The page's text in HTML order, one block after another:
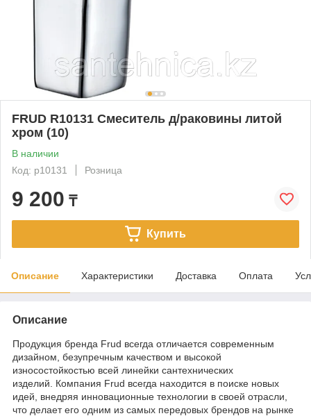
FRUD R10131 Смеситель д/раковины литой
хром (10)
В наличии
Код: р10131
Розница
9 200 ₸
Купить
Описание Характеристики Доставка Оплата
Описание
Продукция бренда Frud всегда отличается современным
дизайном, безупречным качеством и высокой
износостойкостью всей линейки сантехнических
изделий. Компания Frud всегда находится в поиске новых
идей, внедряя инновационные технологии в своей отрасли,
что делает его одним из самых передовых брендов на рынке